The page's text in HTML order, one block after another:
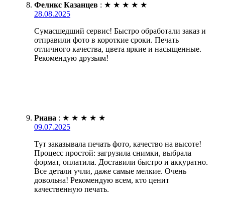
Феликс Казанцев : ★ ★ ★ ★ ★
28.08.2025
Сумасшедший сервис! Быстро обработали заказ и
отправили фото в короткие сроки. Печать
отличного качества, цвета яркие и насыщенные.
Рекомендую друзьям!
Риана : ★ ★ ★ ★ ★
09.07.2025
Тут заказывала печать фото, качество на высоте!
Процесс простой: загрузила снимки, выбрала
формат, оплатила. Доставили быстро и аккуратно.
Все детали учли, даже самые мелкие. Очень
довольна! Рекомендую всем, кто ценит
качественную печать.